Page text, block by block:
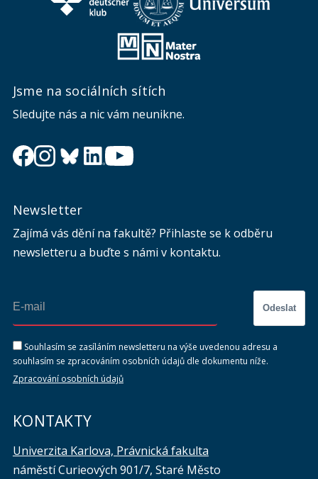
Jsme na sociálních sítích
Sledujte nás a nic vám neunikne.
Newsletter
Zajímá vás dění na fakultě? Přihlaste se k odběru
newsletteru a buďte s námi v kontaktu.
Odeslat
Souhlasím se zasíláním newsletteru na výše uvedenou adresu a
souhlasím se zpracováním osobních údajů dle dokumentu níže.
Zpracování osobních údajů
KONTAKTY
Univerzita Karlova, Právnická fakulta
náměstí Curieových 901/7, Staré Město